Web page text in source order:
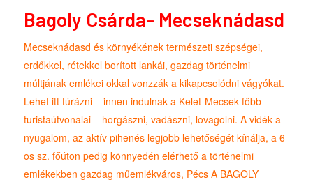
Bagoly Csárda- Mecseknádasd
Mecseknádasd és környékének természeti szépségei,
erdőkkel, rétekkel borított lankái, gazdag történelmi
múltjának emlékei okkal vonzzák a kikapcsolódni vágyókat.
Lehet itt túrázni – innen indulnak a Kelet-Mecsek főbb
turistaútvonalai – horgászni, vadászni, lovagolni. A vidék a
nyugalom, az aktív pihenés legjobb lehetőségét kínálja, a 6-
os sz. főúton pedig könnyedén elérhető a történelmi
emlékekben gazdag műemlékváros, Pécs A BAGOLY